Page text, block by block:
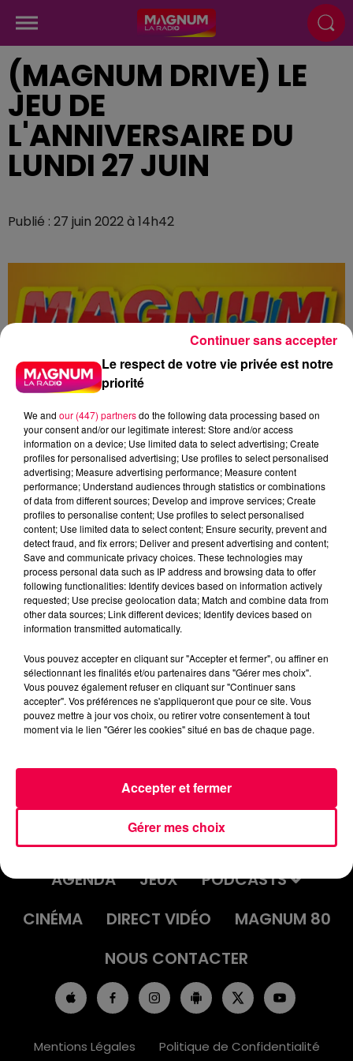
(MAGNUM DRIVE) LE
JEU DE
L'ANNIVERSAIRE DU
LUNDI 27 JUIN
Publié : 27 juin 2022 à 14h42
Flash infos
Crédit :Flash infos
podcasts/2022/06/2022-06-27-16-42-
10_Le_jeu_de_lanniversaire_du_lundi_27_juin.mp3
ACCUEIL INFOS
EMISSIONS
AGENDA
JEUX
PODCASTS
CINÉMA
DIRECT VIDÉO
MAGNUM 80
NOUS CONTACTER
Mentions Légales Politique de Confidentialité
Le respect de votre vie privée est notre
priorité
We and our (447) partnersdo the following data processing based on
your consent and/or our legitimate interest: Store and/or access
information on a device; Use limited data to select advertising; Create
profiles for personalised advertising; Use profiles to select personalised
advertising; Measure advertising performance; Measure content
performance; Understand audiences through statistics or combinations
of data from different sources; Develop and improve services; Create
profiles to personalise content; Use profiles to select personalised
content; Use limited data to select content; Ensure security, prevent and
detect fraud, and fix errors; Deliver and present advertising and content;
Save and communicate privacy choices. These technologies may
process personal data such as IP address and browsing data to offer
following functionalities: Identify devices based on information actively
requested; Use precise geolocation data; Match and combine data from
other data sources; Link different devices; Identify devices based on
information transmitted automatically.
Vous pouvez accepter en cliquant sur "Accepter et fermer", ou affiner en
sélectionnant les finalités et/ou partenaires dans "Gérer mes choix".
Vous pouvez également refuser en cliquant sur "Continuer sans
accepter". Vos préférences ne s'appliqueront que pour ce site. Vous
pouvez mettre à jour vos choix, ou retirer votre consentement à tout
moment via le lien "Gérer les cookies" situé en bas de chaque page.
Gérer mes choix
Accepter et fermer
Continuer sans accepter